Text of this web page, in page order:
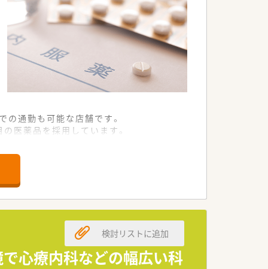
通勤も可能な店舗です。
医薬品を採用しています。
きる環境が整っています。
して働ける方を歓迎します。
づくりを追求しています。
積極的な参画が特徴です。
真摯に取り組んでいます。
心療内科などの幅広い科
検討リストに追加